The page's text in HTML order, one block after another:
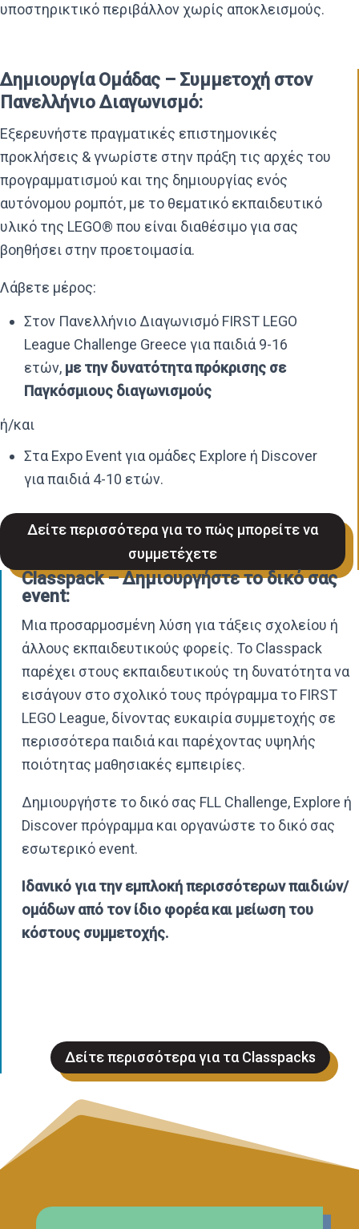
υποστηρικτικό περιβάλλον χωρίς αποκλεισμούς.
Δημιουργία Ομάδας – Συμμετοχή στον
Πανελλήνιο Διαγωνισμό:
Εξερευνήστε πραγματικές επιστημονικές
προκλήσεις & γνωρίστε στην πράξη τις αρχές του
προγραμματισμού και της δημιουργίας ενός
αυτόνομου ρομπότ, με το θεματικό εκπαιδευτικό
υλικό της LEGO® που είναι διαθέσιμο για σας
βοηθήσει στην προετοιμασία.
Λάβετε μέρος:
Στον Πανελλήνιο Διαγωνισμό FIRST LEGO
League Challenge Greece για παιδιά 9-16
ετών, με την δυνατότητα πρόκρισης σε
Παγκόσμιους διαγωνισμούς
ή/και
Στα Expo Event για ομάδες Explore ή Discover
για παιδιά 4-10 ετών.
Δείτε περισσότερα για το πώς μπορείτε να
συμμετέχετε
Classpack – Δημιουργήστε το δικό σας
event:
Μια προσαρμοσμένη λύση για τάξεις σχολείου ή
άλλους εκπαιδευτικούς φορείς. Το Classpack
παρέχει στους εκπαιδευτικούς τη δυνατότητα να
εισάγουν στο σχολικό τους πρόγραμμα το FIRST
LEGO League, δίνοντας ευκαιρία συμμετοχής σε
περισσότερα παιδιά και παρέχοντας υψηλής
ποιότητας μαθησιακές εμπειρίες.
Δημιουργήστε το δικό σας FLL Challenge, Explore ή
Discover πρόγραμμα και οργανώστε το δικό σας
εσωτερικό event.
Ιδανικό για την εμπλοκή περισσότερων παιδιών/
ομάδων από τον ίδιο φορέα και μείωση του
κόστους συμμετοχής.
Δείτε περισσότερα για τα Classpacks